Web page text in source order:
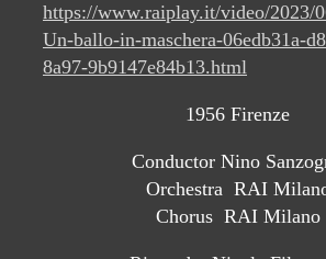
https://www.raiplay.it/video/2023/
Un-ballo-in-maschera-06edb31a-
8a97-9b9147e84b13.html
1956 Firenze
Conductor Nino
Orchestra RAI
Chorus RAI Milano